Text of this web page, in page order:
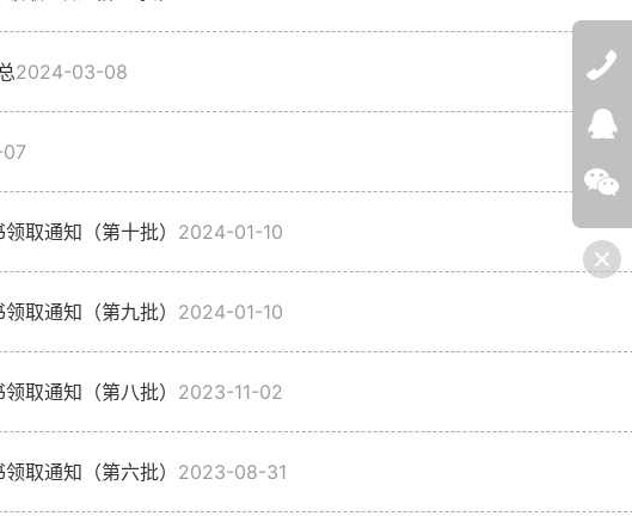
2024-03-08
取通知（第十批） 2024-01-10
取通知（第九批） 2024-01-10
取通知（第八批） 2023-11-02
取通知（第六批） 2023-08-31
微信